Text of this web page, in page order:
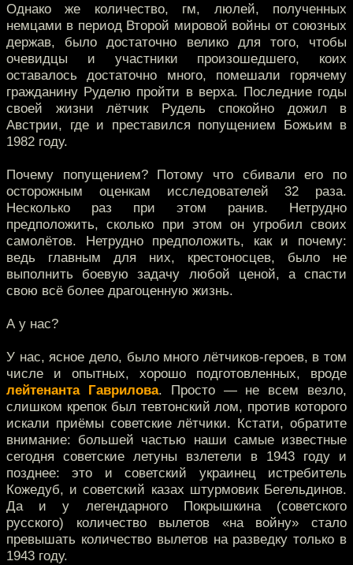
Однако же количество, гм, люлей, полученных
немцами в период Второй мировой войны от союзных
держав, было достаточно велико для того, чтобы
очевидцы и участники произошедшего, коих
оставалось достаточно много, помешали горячему
гражданину Руделю пройти в верха. Последние годы
своей жизни лётчик Рудель спокойно дожил в
Австрии, где и преставился попущением Божьим в
1982 году.
Почему попущением? Потому что сбивали его по
осторожным оценкам исследователей 32 раза.
Несколько раз при этом ранив. Нетрудно
предположить, сколько при этом он угробил своих
самолётов. Нетрудно предположить, как и почему:
ведь главным для них, крестоносцев, было не
выполнить боевую задачу любой ценой, а спасти
свою всё более драгоценную жизнь.
А у нас?
У нас, ясное дело, было много лётчиков-героев, в том
числе и опытных, хорошо подготовленных, вроде
лейтенанта Гаврилова. Просто — не всем везло,
слишком крепок был тевтонский лом, против которого
искали приёмы советские лётчики. Кстати, обратите
внимание: большей частью наши самые известные
сегодня советские летуны взлетели в 1943 году и
позднее: это и советский украинец истребитель
Кожедуб, и советский казах штурмовик Бегельдинов.
Да и у легендарного Покрышкина (советского
русского) количество вылетов «на войну» стало
превышать количество вылетов на разведку только в
1943 году.